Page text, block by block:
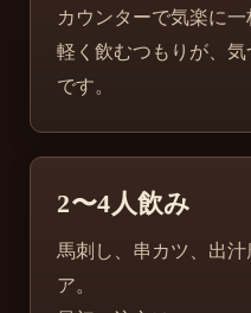
カウンターで気楽に一
軽く飲むつもりが、
です。
2〜4人飲み
馬刺し、串カツ、出
ア。